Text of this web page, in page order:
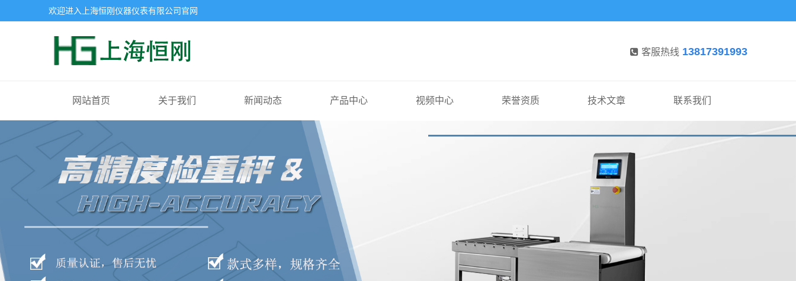
欢迎进入上海恒刚仪器仪表有限公司官网
客服热线 13817391993
网站首页 关于我们 新闻动态 产品中心 视频中心 荣誉资质 技术文章 联系我们